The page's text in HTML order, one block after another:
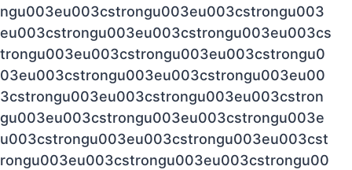
ngu003eu003cstrongu003eu003cstrongu003
eu003cstrongu003eu003cstrongu003eu003cs
trongu003eu003cstrongu003eu003cstrongu0
03eu003cstrongu003eu003cstrongu003eu00
3cstrongu003eu003cstrongu003eu003cstron
gu003eu003cstrongu003eu003cstrongu003e
u003cstrongu003eu003cstrongu003eu003cst
rongu003eu003cstrongu003eu003cstrongu00